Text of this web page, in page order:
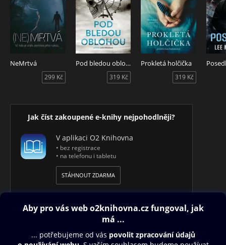
NeMrtvá
299 Kč
Pod bledou oblohou
319 Kč
Prokletá holčička
319 Kč
Jak číst zakoupené e-knihy nejpohodlněji?
V aplikaci O2 Knihovna
• bez registrace
• na telefonu i tabletu
STÁHNOUT ZDARMA
Obsah ke stažení